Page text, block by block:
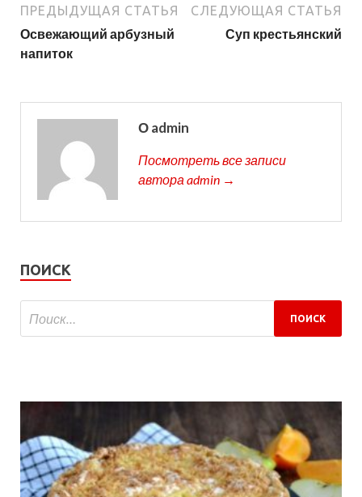
ПРЕДЫДУЩАЯ СТАТЬЯ
Освежающий арбузный
напиток
СЛЕДУЮЩАЯ СТАТЬЯ
Суп крестьянский
О admin
Посмотреть все записи
автора admin →
ПОИСК